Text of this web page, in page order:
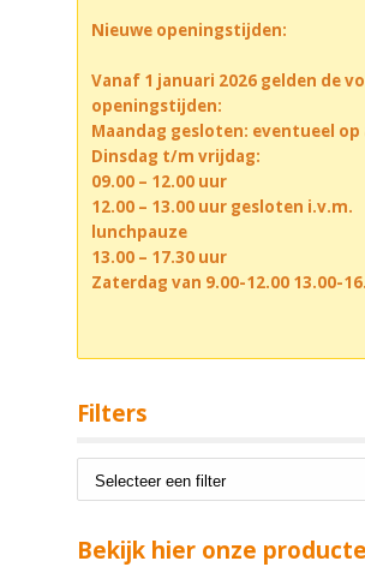
Nieuwe openingstijden:
Vanaf 1 januari 2026 gelden de
openingstijden:
Maandag gesloten: eventueel op
Dinsdag t/m vrijdag:
09.00 – 12.00 uur
12.00 – 13.00 uur gesloten i.v.m.
lunchpauze
13.00 – 17.30 uur
Zaterdag van 9.00-12.00 13.00-
Filters
Bekijk hier onze